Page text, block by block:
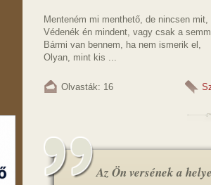
Menteném mi menthető, de nincsen mit,
Védenék én mindent, vagy csak a
Bármi van bennem, ha nem ismerik el,
Olyan, mint kis ...
Olvasták: 16
Az Ön versének a